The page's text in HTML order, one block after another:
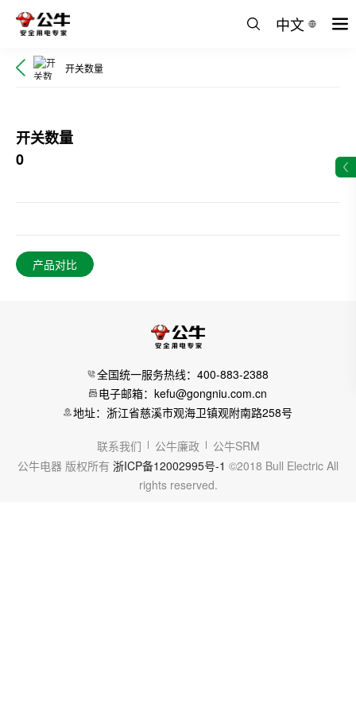
中文
开关数量
开关数量
0
产品对比
全国统一服务热线：400-883-2388
电子邮箱：kefu@gongniu.com.cn
地址：浙江省慈溪市观海卫镇观附南路258号
联系我们 公牛廉政
公牛SRM
公牛电器 版权所有 浙ICP备12002995号-1 ©2018 Bull Electric All
rights reserved.